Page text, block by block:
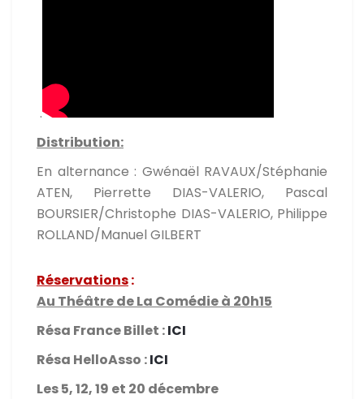
.
Distribution:
En alternance : Gwénaël RAVAUX/Stéphanie
ATEN, Pierrette DIAS-VALERIO, Pascal
BOURSIER/Christophe DIAS-VALERIO, Philippe
ROLLAND/Manuel GILBERT
Réservations:
Au Théâtre de La Comédie à 20h15
Résa France Billet :ICI
Résa HelloAsso :ICI
Les 5, 12, 19 et 20 décembre